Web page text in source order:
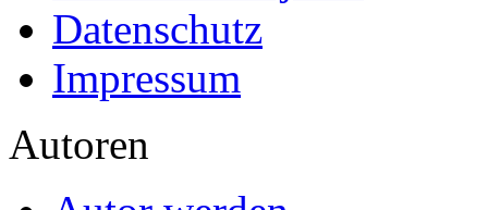
Datenschutz
Impressum
Autoren